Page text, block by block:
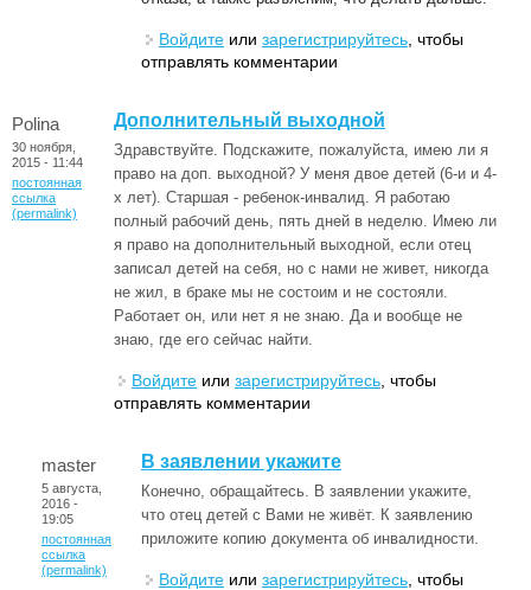
Войдите или зарегистрируйтесь , чтобы
отправлять комментарии
Polina
30 ноября,
2015 - 11:44
постоянная
ссылка
(permalink)
Дополнительный выходной
Здравствуйте. Подскажите, пожалуйста, имею ли я
право на доп. выходной? У меня двое детей (6-и и 4-
х лет). Старшая - ребенок-инвалид. Я работаю
полный рабочий день, пять дней в неделю. Имею ли
я право на дополнительный выходной, если отец
записал детей на себя, но с нами не живет, никогда
не жил, в браке мы не состоим и не состояли.
Работает он, или нет я не знаю. Да и вообще не
знаю, где его сейчас найти.
Войдите или зарегистрируйтесь , чтобы
отправлять комментарии
master
5 августа,
2016 -
19:05
постоянная
ссылка
(permalink)
В заявлении укажите
Конечно, обращайтесь. В заявлении укажите,
что отец детей с Вами не живёт. К заявлению
приложите копию документа об инвалидности.
Войдите или зарегистрируйтесь , чтобы